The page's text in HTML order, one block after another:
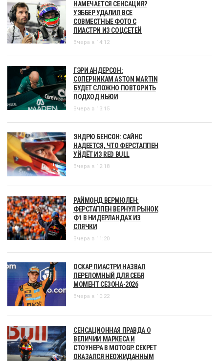
НАМЕЧАЕТСЯ СЕНСАЦИЯ?
УЭББЕР УДАЛИЛ ВСЕ
СОВМЕСТНЫЕ ФОТО С
ПИАСТРИ ИЗ СОЦСЕТЕЙ
Вчера в 14:12
ГЭРИ АНДЕРСОН:
СОПЕРНИКАМ ASTON MARTIN
БУДЕТ СЛОЖНО ПОВТОРИТЬ
ПОДХОД НЬЮИ
Вчера в 13:15
ЭНДРЮ БЕНСОН: САЙНС
НАДЕЕТСЯ, ЧТО ФЕРСТАППЕН
УЙДЁТ ИЗ RED BULL
Вчера в 12:18
РАЙМОНД ВЕРМЮЛЕН:
ФЕРСТАППЕН ВЕРНУЛ РЫНОК
Ф1 В НИДЕРЛАНДАХ ИЗ
СПЯЧКИ
Вчера в 11:20
ОСКАР ПИАСТРИ НАЗВАЛ
ПЕРЕЛОМНЫЙ ДЛЯ СЕБЯ
МОМЕНТ СЕЗОНА-2026
Вчера в 10:22
СЕНСАЦИОННАЯ ПРАВДА О
ВЕЛИЧИИ МАРКЕСА И
СТОУНЕРА В MOTOGP. СЕКРЕТ
ОКАЗАЛСЯ НЕОЖИДАННЫМ